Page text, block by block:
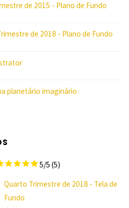
de 2015 - Plano de Fundo
de 2018 - Plano de Fundo
planetário imaginário
5/5 (5)
Quarto Trimestre de 2018 - Tela de
Fundo